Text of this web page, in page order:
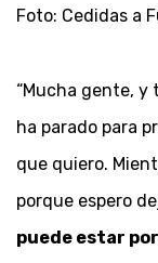
Foto: Cedidas a
“Mucha gente, y
ha parado para
que quiero.
porque espero
puede estar